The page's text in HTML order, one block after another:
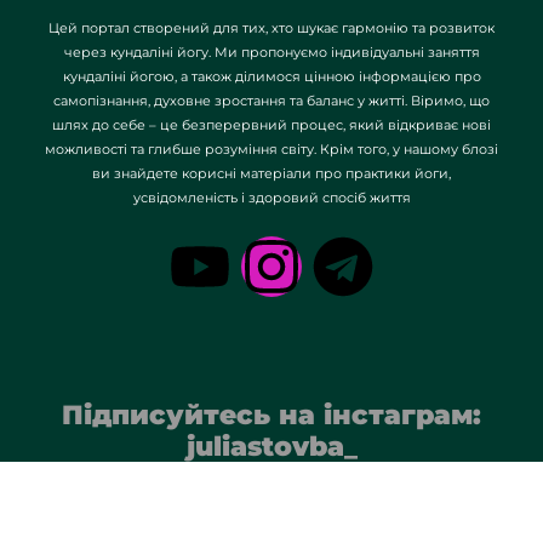
Цей портал створений для тих, хто шукає гармонію та розвиток
через кундаліні йогу. Ми пропонуємо індивідуальні заняття
кундаліні йогою, а також ділимося цінною інформацією про
самопізнання, духовне зростання та баланс у житті. Віримо, що
шлях до себе – це безперервний процес, який відкриває нові
можливості та глибше розуміння світу. Крім того, у нашому блозі
ви знайдете корисні матеріали про практики йоги,
усвідомленість і здоровий спосіб життя
Підписуйтесь на інстаграм:
juliastovba_